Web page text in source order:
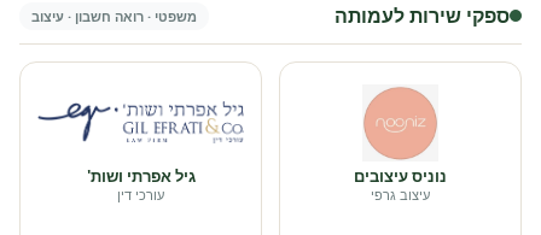
ספקי שירות לעמותה משפטי · רואה חשבון · עיצוב
נוניס עיצובים
עיצוב גרפי
גיל אפרתי ושות'
עורכי דין